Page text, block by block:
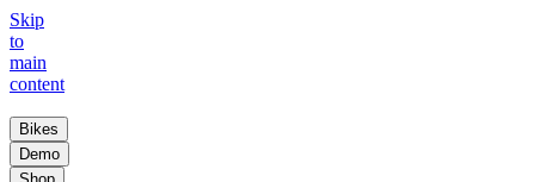
Skip
to
main
content
Bikes
Demo